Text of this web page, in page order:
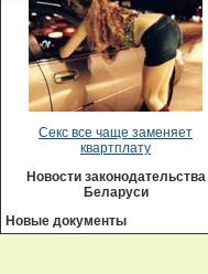
Секс все чаще заменяет
квартплату
Новости законодательства
Беларуси
Новые документы